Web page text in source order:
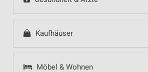
Kaufhäuser
Möbel & Wohnen